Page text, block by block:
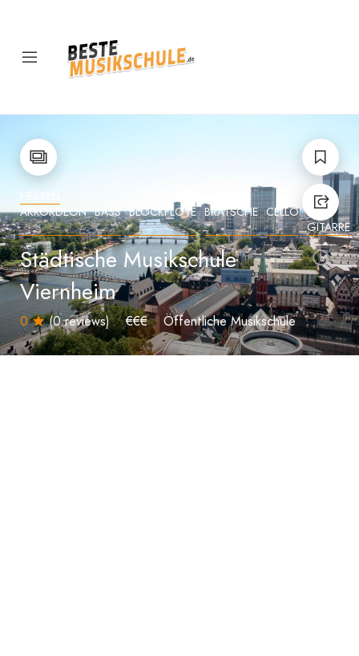
HESSEN
AKKORDEON BASS BLOCKFLÖTE BRATSCHE CELLO E-
GITARRE
Städtische Musikschule
Viernheim
0 (0 reviews) €€€ Öffentliche Musikschule